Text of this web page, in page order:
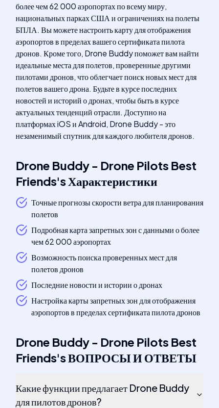
более чем 62 000 аэропортах по всему миру,
национальных парках США и ограничениях на полеты
БПЛА. Вы можете настроить карту для отображения
аэропортов в пределах вашего сертификата пилота
дронов. Кроме того, Drone Buddy поможет вам найти
идеальные места для полетов, проверенные другими
пилотами дронов, что облегчает поиск новых мест для
полетов вашего дрона. Будьте в курсе последних
новостей и историй о дронах, чтобы быть в курсе
актуальных тенденций отрасли. Доступно на
платформах iOS и Android, Drone Buddy - это
незаменимый спутник для каждого любителя дронов.
Drone Buddy - Drone Pilots Best
Friends'sХарактеристики
Точные прогнозы скорости ветра для планирования
полетов
Подробная карта запретных зон с данными о более
чем 62 000 аэропортах
Возможность поиска проверенных мест для
полетов дронов
Последние новости и истории о дронах
Настройка карты запретных зон для отображения
аэропортов в пределах сертификата пилота дронов
Drone Buddy - Drone Pilots Best
Friends'sВОПРОСЫ И ОТВЕТЫ
Какие функции предлагает Drone Buddy
для пилотов дронов?